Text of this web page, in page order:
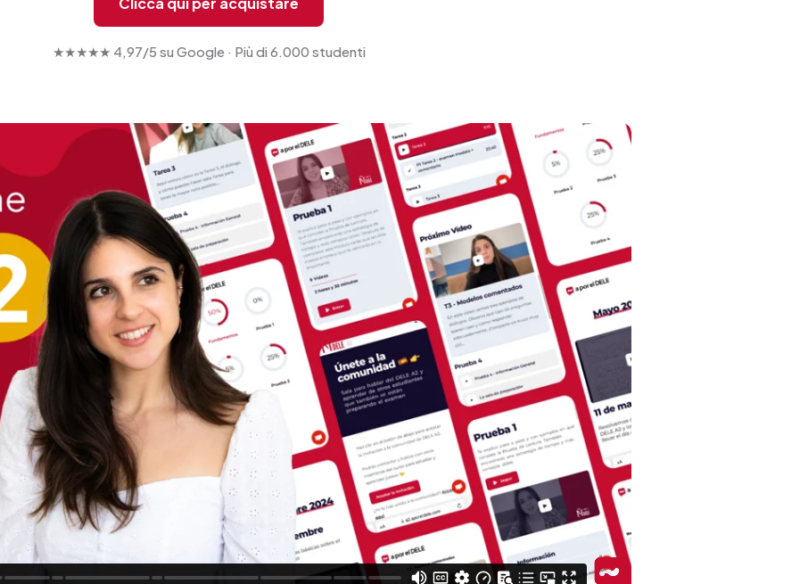
★★★★★ 4,97/5 su Google · Più di 6.000 studenti